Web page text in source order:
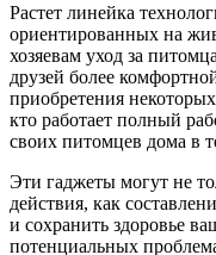
Растет линейка
ориентированных на
хозяевам уход за
друзей более
приобретения
кто работает полный
своих питомцев дома в
Эти гаджеты могут не
действия, как
и сохранить здоровье
потенциальных